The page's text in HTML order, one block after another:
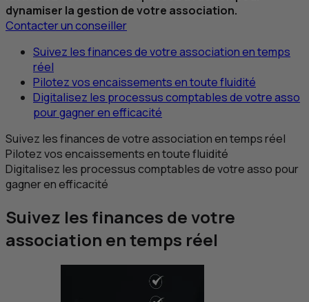
dynamiser la gestion de votre association.
Contacter un conseiller
Suivez les finances de votre association en temps
réel
Pilotez vos encaissements en toute fluidité
Digitalisez les processus comptables de votre asso
pour gagner en efficacité
Suivez les finances de votre association en temps réel
Pilotez vos encaissements en toute fluidité
Digitalisez les processus comptables de votre asso pour
gagner en efficacité
Suivez les finances de votre
association en temps réel